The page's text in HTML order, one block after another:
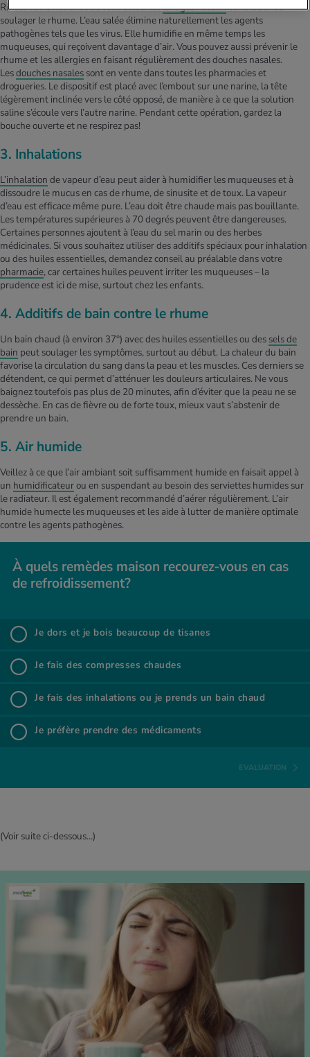
À quels remèdes mai­son recou­rez-vous en cas
de refroi­dis­se­ment?
Je dors et je bois beau­coup de tisanes
Je fais des com­presses chaudes
Je fais des inha­la­tions ou je prends un bain chaud
Je pré­fère prendre des médi­ca­ments
EVALUATION
À quels remèdes mai­son recou­rez-vous en cas de refroi­
%
%
Rincez votre nez avec de l’eau salée: leslavages nasauxcontribuent à
soulager le rhume. L’eau salée élimine naturellement les agents
pathogènes tels que les virus. Elle humidifie en même temps les
muqueuses, qui reçoivent davantage d’air. Vous pouvez aussi prévenir le
rhume et les allergies en faisant régulièrement des douches nasales.
Lesdouches nasales sont en vente dans toutes les pharmacies et
drogueries. Le dispositif est placé avec l’embout sur une narine, la tête
légèrement inclinée vers le côté opposé, de manière à ce que la solution
saline s’écoule vers l’autre narine. Pendant cette opération, gardez la
bouche ouverte et ne respirez pas!
3. Inhalations
L’inhalation de vapeur d’eau peut aider à humidifier les muqueuses et à
dissoudre le mucus en cas de rhume, de sinusite et de toux. La vapeur
d’eau est efficace même pure. L’eau doit être chaude mais pas bouillante.
Les températures supérieures à 70 degrés peuvent être dangereuses.
Certaines personnes ajoutent à l’eau du sel marin ou des herbes
médicinales. Si vous souhaitez utiliser des additifs spéciaux pour inhalation
ou des huiles essentielles, demandez conseil au préalable dans votre
pharmacie, car certaines huiles peuvent irriter les muqueuses – la
prudence est ici de mise, surtout chez les enfants.
4. Additifs de bain contre le rhume
Un bain chaud (à environ 37°) avec des huiles essentielles ou des sels de
bain peut soulager les symptômes, surtout au début. La chaleur du bain
favorise la circulation du sang dans la peau et les muscles. Ces derniers se
détendent, ce qui permet d’atténuer les douleurs articulaires. Ne vous
baignez toutefois pas plus de 20 minutes, afin d’éviter que la peau ne se
dessèche. En cas de fièvre ou de forte toux, mieux vaut s’abstenir de
prendre un bain.
5. Air humide
Veillez à ce que l’air ambiant soit suffisamment humide en faisait appel à
un humidificateurou en suspendant au besoin des serviettes humides sur
le radiateur. Il est également recommandé d’aérer régulièrement. L’air
humide humecte les muqueuses et les aide à lutter de manière optimale
contre les agents pathogènes.
(Voir suite ci-dessous...)